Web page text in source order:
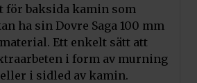
för baksida kamin som
ha sin Dovre Saga 100 mm
Ett enkelt sätt att
i form av murning
i sidled av kamin.